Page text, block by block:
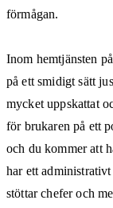
förmågan.
Inom hemtjänsten
på ett smidigt sätt
mycket uppskattat
för brukaren på ett
och du kommer att
har ett
stöttar chefer och